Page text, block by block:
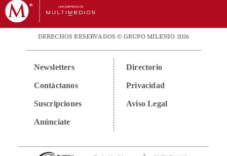
DERECHOS RESERVADOS © GRUPO MILENIO 2026
Newsletters
Contáctanos
Suscripciones
Anúnciate
Directorio
Privacidad
Aviso Legal